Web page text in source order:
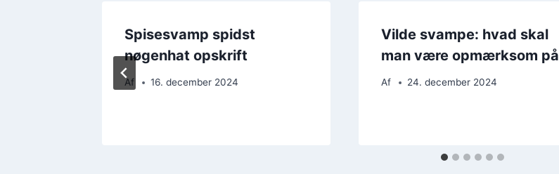
Spisesvamp spidst
nøgenhat opskrift
Af 16. december 2024
Vilde svampe: hvad skal
man være opmærksom på
Af 24. december 2024